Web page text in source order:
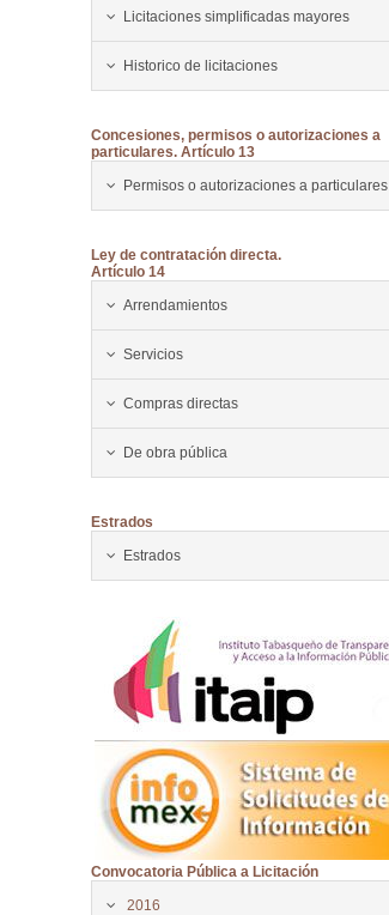
Licitaciones simplificadas mayores
Historico de licitaciones
Concesiones, permisos o autorizaciones a
particulares. Artículo 13
Permisos o autorizaciones a particulares
Ley de contratación directa.
Artículo 14
Arrendamientos
Servicios
Compras directas
De obra pública
Estrados
Estrados
Convocatoria Pública a Licitación
2016